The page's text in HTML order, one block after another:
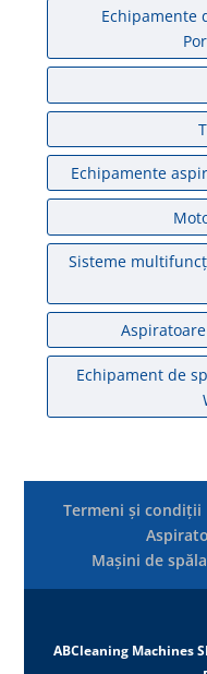
Echipamente
Echipamente
Sisteme
Echipament de
Termeni și condiții
Mașini de
ABCleaning Machines